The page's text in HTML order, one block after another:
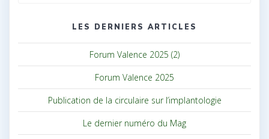
LES DERNIERS ARTICLES
Forum Valence 2025 (2)
Forum Valence 2025
Publication de la circulaire sur l’implantologie
Le dernier numéro du Mag